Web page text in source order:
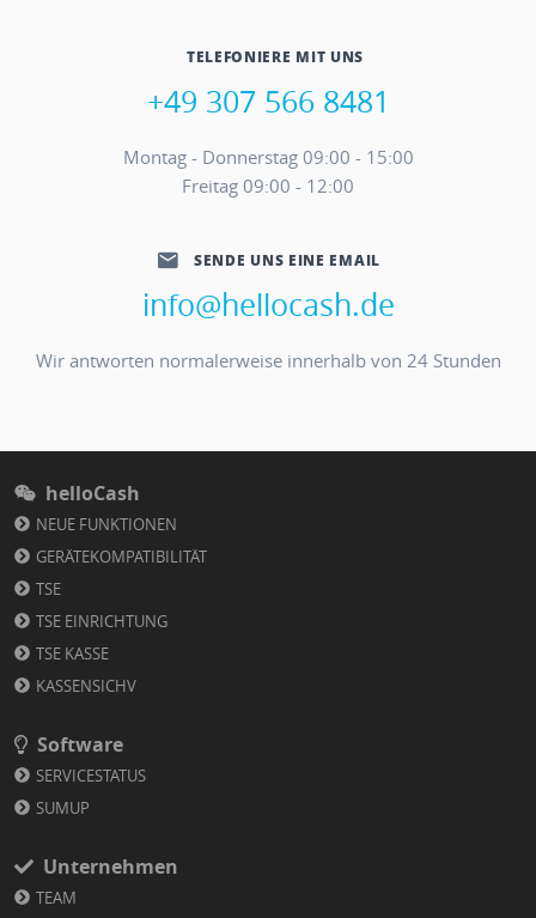
TELEFONIERE MIT UNS
+49 307 566 8481
Montag - Donnerstag 09:00 - 15:00
Freitag 09:00 - 12:00
SENDE UNS EINE EMAIL
info@hellocash.de
Wir antworten normalerweise innerhalb von 24 Stunden
helloCash
NEUE FUNKTIONEN
GERÄTEKOMPATIBILITÄT
TSE
TSE EINRICHTUNG
TSE KASSE
KASSENSICHV
Software
SERVICESTATUS
SUMUP
Unternehmen
TEAM